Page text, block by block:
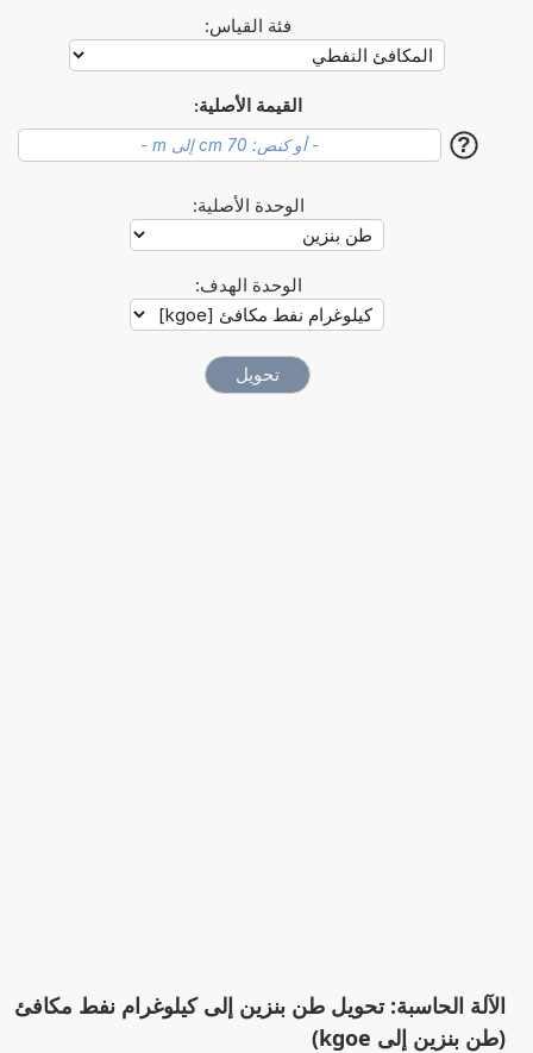
فئة القياس:
القيمة الأصلية:
?
الوحدة الأصلية:
الوحدة الهدف:
الآلة الحاسبة: تحويل طن بنزين إلى كيلوغرام نفط مكافئ
(طن بنزين إلى kgoe)